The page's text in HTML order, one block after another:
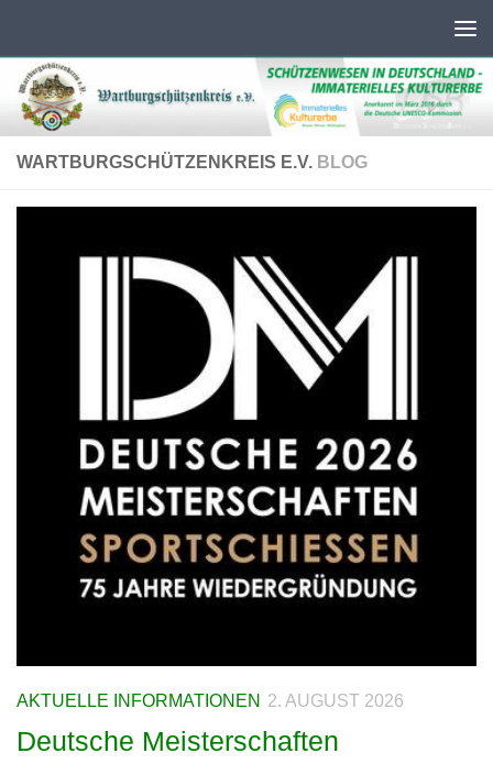
WARTBURGSCHÜTZENKREIS E.V. BLOG
AKTUELLE INFORMATIONEN 2. AUGUST 2026
Deutsche Meisterschaften